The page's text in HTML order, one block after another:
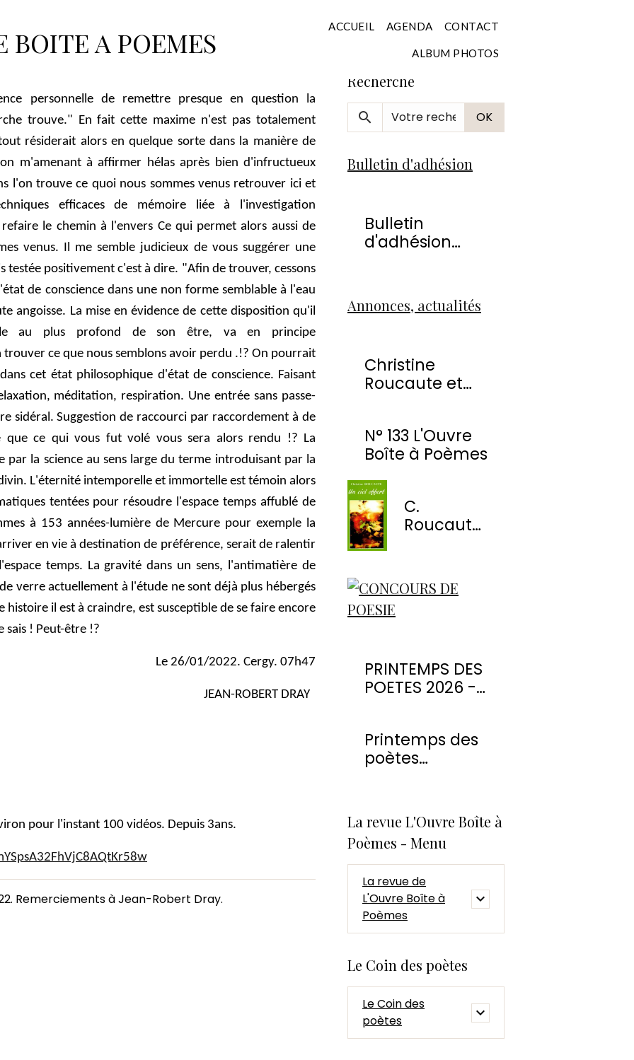
BOITE A POEMES ACCUEIL AGENDA CONTACT
ALBUM PHOTOS
personnelle de remettre presque en question la
trouve." En fait cette maxime n'est pas totalement
résiderait alors en quelque sorte dans la manière de
m'amenant à affirmer hélas après bien d'infructueux
l'on trouve ce quoi nous sommes venus retrouver ici et
efficaces de mémoire liée à l'investigation
le chemin à l'envers Ce qui permet alors aussi de
venus. Il me semble judicieux de vous suggérer une
testée positivement c'est à dire. "Afin de trouver, cessons
de conscience dans une non forme semblable à l'eau
angoisse. La mise en évidence de cette disposition qu'il
au plus profond de son être, va en principe
ce que nous semblons avoir perdu .!? On pourrait
cet état philosophique d'état de conscience. Faisant
méditation, respiration. Une entrée sans passe-
sidéral. Suggestion de raccourci par raccordement à de
que ce qui vous fut volé vous sera alors rendu !? La
par la science au sens large du terme introduisant par la
L'éternité intemporelle et immortelle est témoin alors
tentées pour résoudre l'espace temps affublé de
à 153 années-lumière de Mercure pour exemple la
en vie à destination de préférence, serait de ralentir
temps. La gravité dans un sens, l'antimatière de
verre actuellement à l'étude ne sont déjà plus hébergés
histoire il est à craindre, est susceptible de se faire encore
sais ! Peut-être !?
Le 26/01/2022. Cergy. 07h47
JEAN-ROBERT DRAY
pour l'instant 100 vidéos. Depuis 3ans.
Remerciements à Jean-Robert Dray.
Recherche
OK
Bulletin d'adhésion
Bulletin
d'adhésion
Annonces, actualités
Christine
Roucaute et
Montmorency
N° 133 L'Ouvre
Boîte à Poèmes
C.
Roucaute
PRINTEMPS DES
POETES 2026 -
Printemps des
poètes
La revue L'Ouvre Boîte à
Poèmes - Menu
La revue de
L'Ouvre Boîte à
Poèmes
Le Coin des poètes
Le Coin des
poètes